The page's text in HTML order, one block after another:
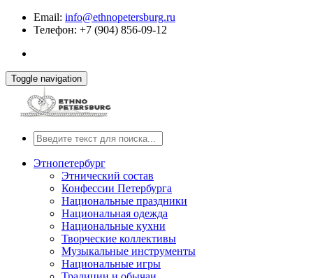
Email: info@ethnopetersburg.ru
Телефон: +7 (904) 856-09-12
Toggle navigation
Этнопетербург
Этнический состав
Конфессии Петербурга
Национальные праздники
Национальная одежда
Национальные кухни
Творческие коллективы
Музыкальные инструменты
Национальные игры